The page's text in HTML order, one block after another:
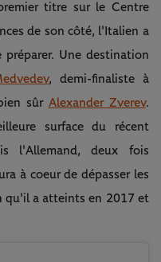
titre sur le Centre
de son côté, l'Italien a
Une destination
, demi-finaliste à
sûr Alexander Zverev.
surface du récent
l'Allemand, deux fois
à coeur de dépasser les
qu'il a atteints en 2017 et